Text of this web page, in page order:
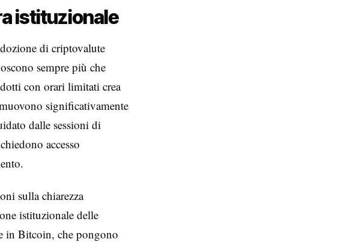
istituzionale
di criptovalute
sempre più che
con orari limitati crea
significativamente
dalle sessioni di
accesso
sulla chiarezza
istituzionale delle
in Bitcoin, che pongono